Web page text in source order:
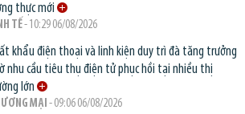
thực mới
TẾ- 10:29 06/08/2026
khẩu điện thoại và linh kiện duy trì đà tăng trưởng
nhu cầu tiêu thụ điện tử phục hồi tại nhiều thị
lớn
MẠI - 09:06 06/08/2026